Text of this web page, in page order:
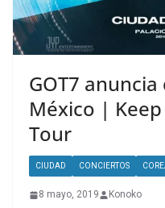
GOT7
México |
Tour
CIUDAD CONCIERTOS
8 mayo, 2019 Konoko